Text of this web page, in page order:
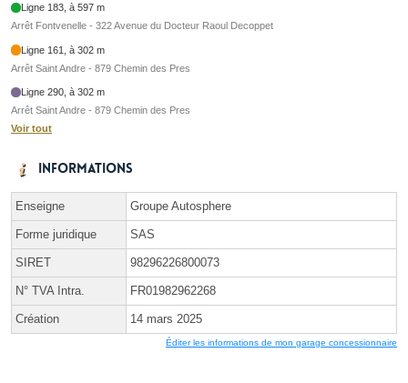
Ligne 183, à 597 m
Arrêt Fontvenelle - 322 Avenue du Docteur Raoul Decoppet
Ligne 161, à 302 m
Arrêt Saint Andre - 879 Chemin des Pres
Ligne 290, à 302 m
Arrêt Saint Andre - 879 Chemin des Pres
Voir tout
Informations
Enseigne Groupe Autosphere
Forme juridique SAS
SIRET 98296226800073
N° TVA Intra. FR01982962268
Création 14 mars 2025
Éditer les informations de mon garage concessionnaire